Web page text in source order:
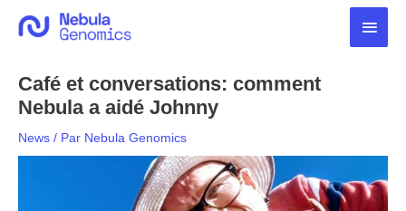
Café et conversations: comment
Nebula a aidé Johnny
News / Par Nebula Genomics